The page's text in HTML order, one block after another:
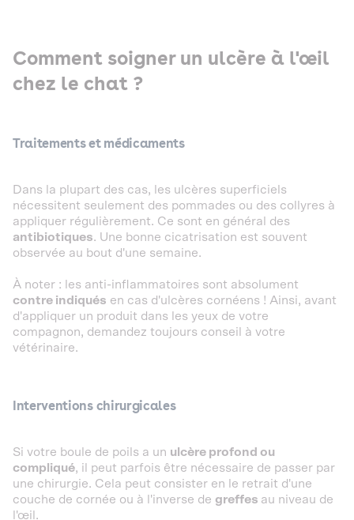
Comment soigner un ulcère à l'œil
chez le chat ?
Traitements et médicaments
Dans la plupart des cas, les ulcères superficiels
nécessitent seulement des pommades ou des collyres à
appliquer régulièrement. Ce sont en général des
antibiotiques. Une bonne cicatrisation est souvent
observée au bout d'une semaine.
À noter : les anti-inflammatoires sont absolument
contre indiqués en cas d'ulcères cornéens ! Ainsi, avant
d'appliquer un produit dans les yeux de votre
compagnon, demandez toujours conseil à votre
vétérinaire.
Interventions chirurgicales
Si votre boule de poils a un ulcère profond ou
compliqué, il peut parfois être nécessaire de passer par
une chirurgie. Cela peut consister en le retrait d'une
couche de cornée ou à l'inverse de greffes au niveau de
l'œil.